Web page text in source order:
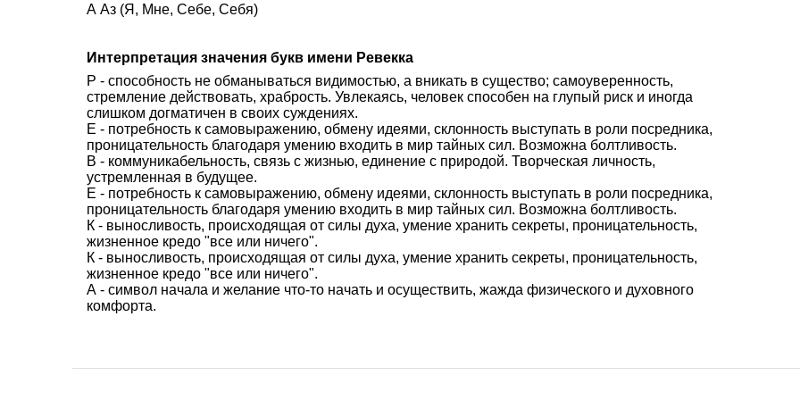
А Аз (Я, Мне, Себе, Себя)
Интерпретация значения букв имени Ревекка
Р - способность не обманываться видимостью, а вникать в существо; самоуверенность,
стремление действовать, храбрость. Увлекаясь, человек способен на глупый риск и иногда
слишком догматичен в своих суждениях.
Е - потребность к самовыражению, обмену идеями, склонность выступать в роли посредника,
проницательность благодаря умению входить в мир тайных сил. Возможна болтливость.
В - коммуникабельность, связь с жизнью, единение с природой. Творческая личность,
устремленная в будущее.
Е - потребность к самовыражению, обмену идеями, склонность выступать в роли посредника,
проницательность благодаря умению входить в мир тайных сил. Возможна болтливость.
К - выносливость, происходящая от силы духа, умение хранить секреты, проницательность,
жизненное кредо "все или ничего".
К - выносливость, происходящая от силы духа, умение хранить секреты, проницательность,
жизненное кредо "все или ничего".
А - символ начала и желание что-то начать и осуществить, жажда физического и духовного
комфорта.